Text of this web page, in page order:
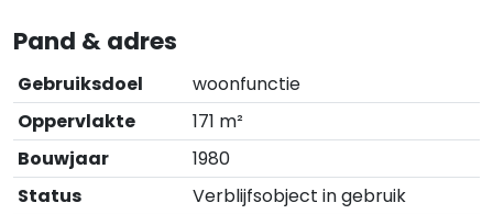
Pand & adres
Gebruiksdoel
woonfunctie
Oppervlakte
171 m²
Bouwjaar
1980
Status
Verblijfsobject in gebruik